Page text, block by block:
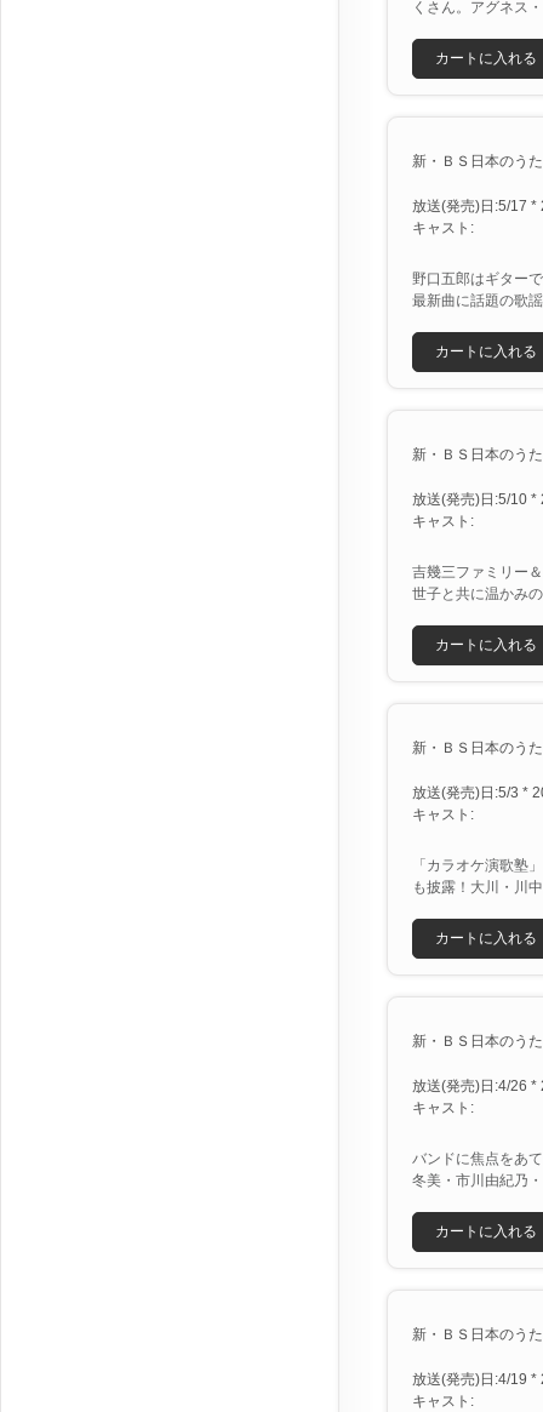
くさん。アグネス
カートに入れる
新・ＢＳ日本のう
放送(発売)日:5/17 *
キャスト:
野口五郎はギター
最新曲に話題の歌
カートに入れる
新・ＢＳ日本のう
放送(発売)日:5/10 *
キャスト:
吉幾三ファミリー
世子と共に温かみ
カートに入れる
新・ＢＳ日本のう
放送(発売)日:5/3 *
キャスト:
「カラオケ演歌塾
も披露！大川・川
カートに入れる
新・ＢＳ日本のう
放送(発売)日:4/26 *
キャスト:
バンドに焦点をあ
冬美・市川由紀乃
カートに入れる
新・ＢＳ日本のう
放送(発売)日:4/19 *
キャスト: